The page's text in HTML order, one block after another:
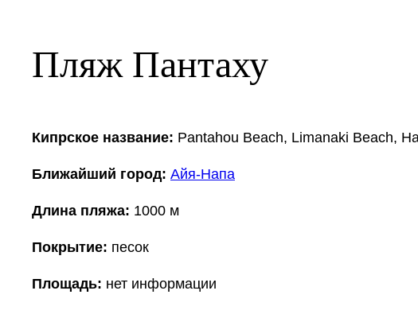
Пляж Пантаху
Кипрское название: Pantahou Beach, Limanaki Beach,
Ближайший город: Айя-Напа
Длина пляжа: 1000 м
Покрытие: песок
Площадь: нет информации